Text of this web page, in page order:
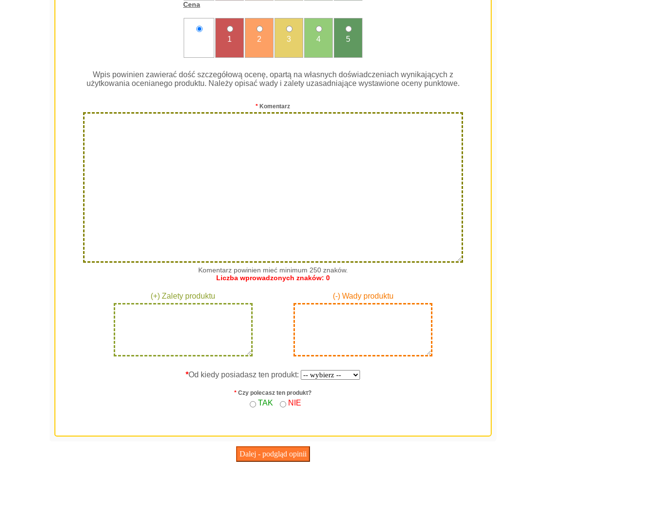
Cena
1 2 3 4 5
Wpis powinien zawierać dość szczegółową ocenę, opartą na własnych doświadczeniach wynikających z
użytkowania ocenianego produktu. Należy opisać wady i zalety uzasadniające wystawione oceny punktowe.
* Komentarz
Komentarz powinien mieć minimum 250 znaków.
Liczba wprowadzonych znaków: 0
(+) Zalety produktu (-) Wady produktu
*Od kiedy posiadasz ten produkt:
* Czy polecasz ten produkt?
TAK NIE